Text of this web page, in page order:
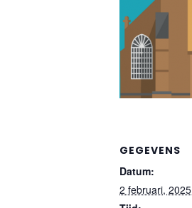
GEGEVENS
Datum:
2 februari, 2025